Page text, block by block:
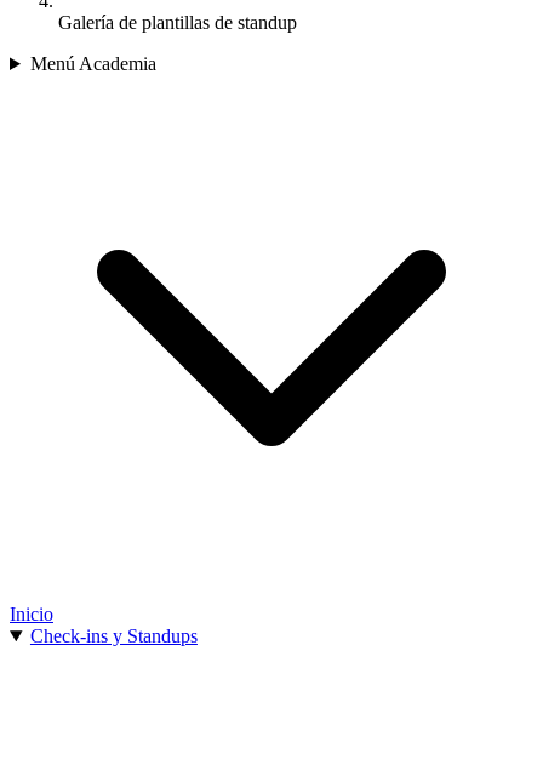
Galería de plantillas de standup
Menú Academia
Inicio
Check-ins y Standups